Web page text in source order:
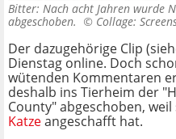
Bitter: Nach acht Jahren wurde
abgeschoben. © Collage:
Der dazugehörige Clip
Dienstag online. Doch
wütenden Kommentaren
deshalb ins Tierheim der
County" abgeschoben,
Katzeangeschafft hat.